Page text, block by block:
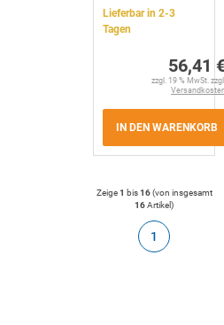
Lieferbar in 2-3
Tagen
56,41
zzgl. 19 % MwSt.
IN DEN WARENKORB
Zeige1 bis16(von insgesamt
16Artikel)
1